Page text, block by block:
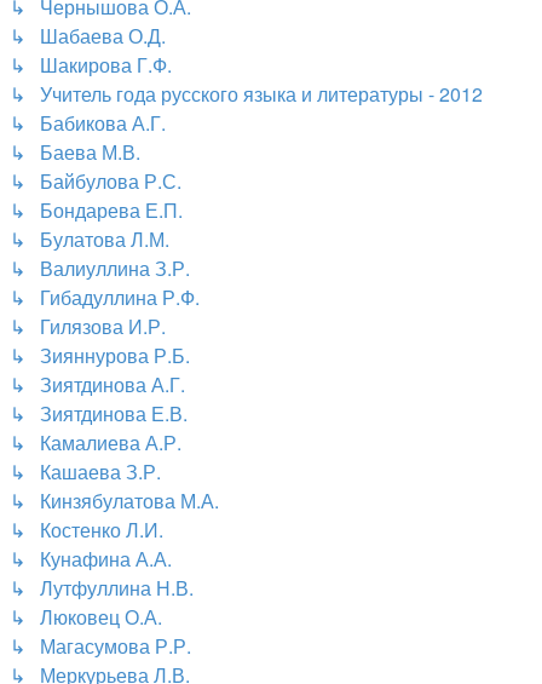
↳ Чернышова О.А.
↳ Шабаева О.Д.
↳ Шакирова Г.Ф.
↳ Учитель года русского языка и литературы - 2012
↳ Бабикова А.Г.
↳ Баева М.В.
↳ Байбулова Р.С.
↳ Бондарева Е.П.
↳ Булатова Л.М.
↳ Валиуллина З.Р.
↳ Гибадуллина Р.Ф.
↳ Гилязова И.Р.
↳ Зияннурова Р.Б.
↳ Зиятдинова А.Г.
↳ Зиятдинова Е.В.
↳ Камалиева А.Р.
↳ Кашаева З.Р.
↳ Кинзябулатова М.А.
↳ Костенко Л.И.
↳ Кунафина А.А.
↳ Лутфуллина Н.В.
↳ Люковец О.А.
↳ Магасумова Р.Р.
↳ Меркурьева Л.В.